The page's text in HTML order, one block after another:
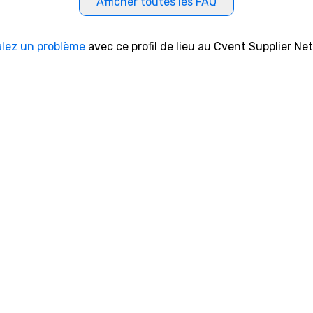
un problème avec ce profil de lieu au Cvent Supplier